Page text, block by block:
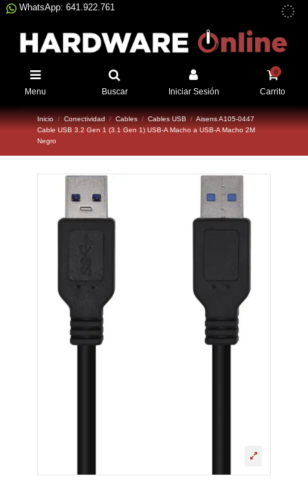
WhatsApp: 641.922.761
Menu Buscar Iniciar Sesión
0
Carrito
Inicio Conectividad Cables Cables USB
Aisens A105-0447
Cable USB 3.2 Gen 1 (3.1 Gen 1) USB-A Macho a USB-A Macho 2M
Negro